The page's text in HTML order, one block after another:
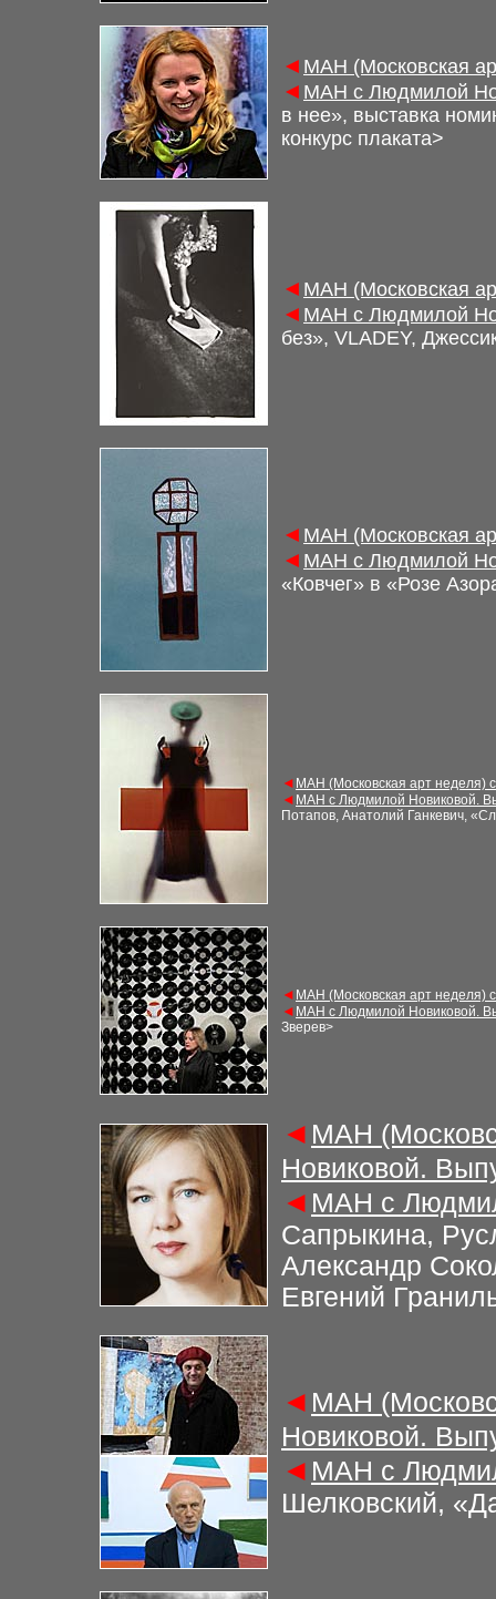
◄ МАН (Московская
◄ МАН с Людмилой
в нее», выставка
конкурс плаката>
◄ МАН (Московская
◄ МАН с Людмилой
без», VLADEY,
◄ МАН (Московская
◄ МАН с Людмилой
«Ковчег» в «Розе
◄ МАН (Московская арт неделя)
◄ МАН с Людмилой Новиковой.
Потапов, Анатолий Ганкевич,
◄ МАН (Московская арт неделя)
◄ МАН с Людмилой Новиковой.
Зверев>
◄ МАН
Новиковой.
◄ МАН с
Сапрыкина,
Александр
Евгений
◄ МАН
Новиковой.
◄ МАН с
Шелковский,